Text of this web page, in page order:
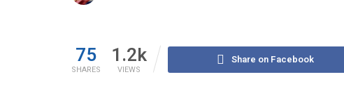
75
SHARES
1.2k
VIEWS
Share on Facebook